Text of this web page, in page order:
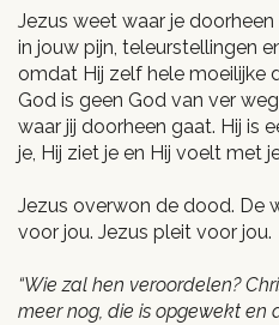
Jezus weet waar je
in jouw pijn, teleurstellingen
omdat Hij zelf hele moeilijke
God is geen God van ver
waar jij doorheen gaat. Hij is
je, Hij ziet je en Hij voelt met
Jezus overwon de dood. De
voor jou. Jezus pleit voor jou.
“Wie zal hen veroordelen?
meer nog, die is opgewekt